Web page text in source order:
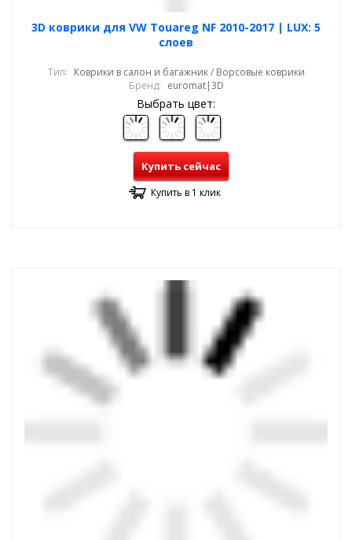
3D коврики для VW Touareg NF 2010-2017 | LUX: 5
слоев
Тип: Коврики в салон и багажник / Ворсовые коврики
Бренд: euromat|3D
Выбрать цвет:
Купить сейчас
Купить в 1 клик